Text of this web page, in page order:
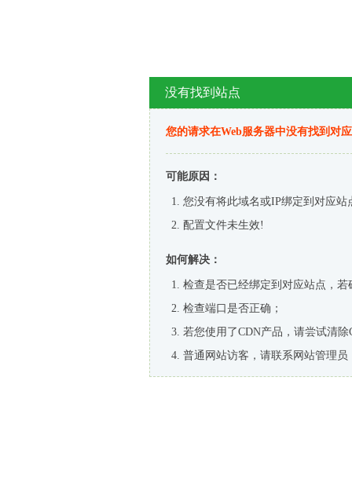
没有找到站点
您的请求在Web服务器中没有找到对
可能原因：
您没有将此域名或IP绑定到对应站
配置文件未生效!
如何解决：
检查是否已经绑定到对应站点，
检查端口是否正确；
若您使用了CDN产品，请尝试清除
普通网站访客，请联系网站管理员